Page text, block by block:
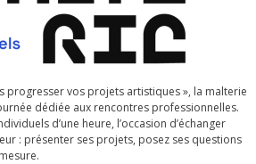
progresser vos projets artistiques », la malterie
dédiée aux rencontres professionnelles.
d’une heure, l’occasion d’échanger
: présenter ses projets, posez ses questions